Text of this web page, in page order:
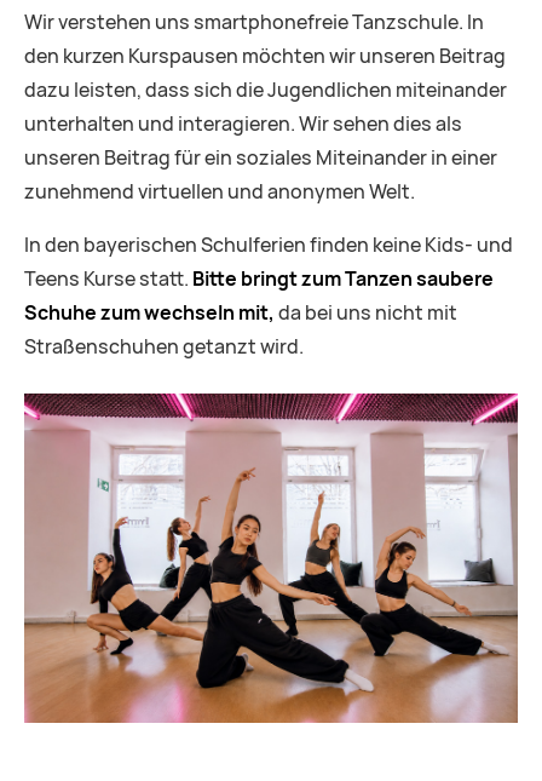
Wir verstehen uns smartphonefreie Tanzschule. In
den kurzen Kurspausen möchten wir unseren Beitrag
dazu leisten, dass sich die Jugendlichen miteinander
unterhalten und interagieren. Wir sehen dies als
unseren Beitrag für ein soziales Miteinander in einer
zunehmend virtuellen und anonymen Welt.
In den bayerischen Schulferien finden keine Kids- und
Teens Kurse statt. Bitte bringt zum Tanzen saubere
Schuhe zum wechseln mit, da bei uns nicht mit
Straßenschuhen getanzt wird.